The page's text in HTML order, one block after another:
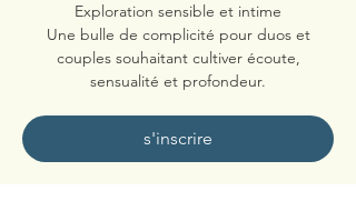
Exploration sensible et intime
Une bulle de complicité pour duos et
couples souhaitant cultiver écoute,
sensualité et profondeur.
s'inscrire